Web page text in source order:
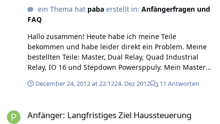
ein Thema hat pabaerstellt in: Anfängerfragen und
FAQ
Hallo zusammen! Heute habe ich meine Teile
bekommen und habe leider direkt ein Problem. Meine
bestellten Teile: Master, Dual Relay, Quad Industrial
Relay, IO 16 und Stepdown Powersppuly. Mein Master
Bricklets angezeigt. An den Bricklets leuchten keine LED.
Kabel langsam rein stecke,aber wenn das Kabel richtig
December 24, 2012 at 22:1224. Dez 2012 11 Antworten
Anfänger: Langfristiges Ziel Haussteuerung